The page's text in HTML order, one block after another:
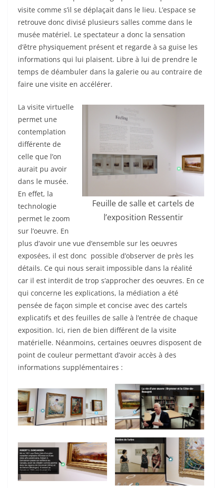
visite comme s’il se déplaçait dans le lieu. L’espace se
retrouve donc divisé plusieurs salles comme dans le
musée matériel. Le spectateur a donc la sensation
d’être physiquement présent et regarde à sa guise les
informations qui lui plaisent. Libre à lui de prendre le
temps de déambuler dans la galerie ou au contraire de
faire une visite en accélérer.
Feuille de salle et cartels de
l’exposition Ressentir
La visite virtuelle
permet une
contemplation
différente de
celle que l’on
aurait pu avoir
dans le musée.
En effet, la
technologie
permet le zoom
sur l’oeuvre. En
plus d’avoir une vue d’ensemble sur les oeuvres
exposées, il est donc possible d’observer de près les
détails. Ce qui nous serait impossible dans la réalité
car il est interdit de trop s’approcher des oeuvres. En ce
qui concerne les explications, la médiation a été
pensée de façon simple et concise avec des cartels
explicatifs et des feuilles de salle à l’entrée de chaque
exposition. Ici, rien de bien différent de la visite
matérielle. Néanmoins, certaines oeuvres disposent de
point de couleur permettant d’avoir accès à des
informations supplémentaires :